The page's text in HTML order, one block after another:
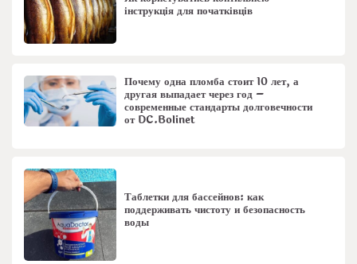
інструкція для початківців
Почему одна пломба стоит 10 лет, а
другая выпадает через год –
современные стандарты долговечности
от DC.Bolinet
Таблетки для бассейнов: как
поддерживать чистоту и безопасность
воды